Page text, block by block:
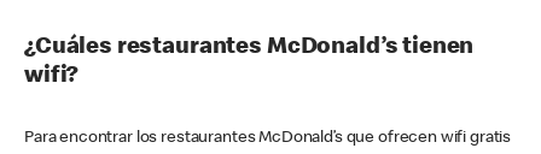
¿Cuáles restaurantes McDonald’s tienen
wifi?
Para encontrar los restaurantes McDonald’s que ofrecen wifi gratis